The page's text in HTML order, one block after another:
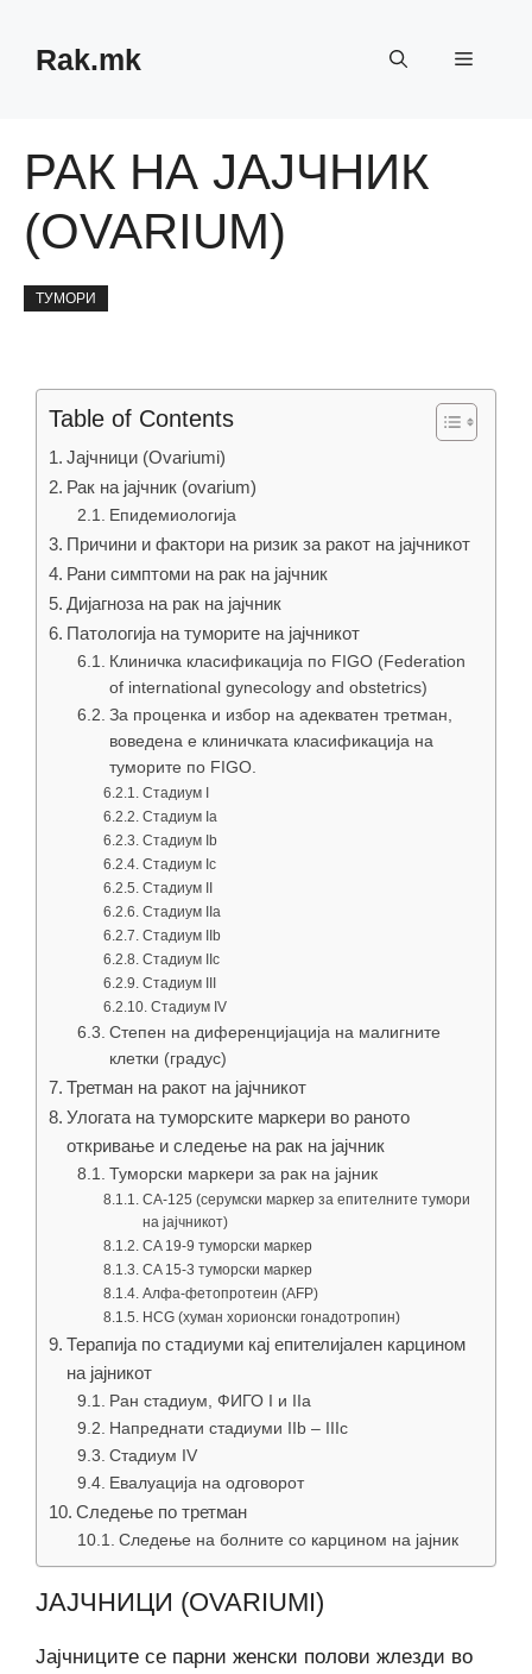
contentRak.mk Menu
РАК НА ЈАЈЧНИК
(OVARIUM)
ТУМОРИ
Table of Contents
Јајчници (Ovariumi)
Рак на јајчник (ovarium)
Епидемиологија
Причини и фактори на ризик за ракот на јајчникот
Рани симптоми на рак на јајчник
Дијагноза на рак на јајчник
Патологија на туморите на јајчникот
Клиничка класификација по FIGO (Federation
of international gynecology and obstetrics)
За проценка и избор на адекватен третман,
воведена е клиничката класификација на
туморите по FIGO.
Стадиум I
Стадиум Ia
Стадиум Ib
Стадиум Ic
Стадиум II
Стадиум IIa
Стадиум IIb
Стадиум IIc
Стадиум III
Стадиум IV
Степен на диференцијација на малигните
клетки (градус)
Третман на ракот на јајчникот
Улогата на туморските маркери во раното
откривање и следење на рак на јајчник
Туморски маркери за рак на јајник
CA-125 (серумски маркер за епителните тумори
на јајчникот)
CA 19-9 туморски маркер
CA 15-3 туморски маркер
Алфа-фетопротеин (AFP)
HCG (хуман хорионски гонадотропин)
Терапија по стадиуми кај епителијален карцином
на јајникот
Ран стадиум, ФИГО I и IIa
Напреднати стадиуми IIb – IIIc
Стадиум IV
Евалуација на одговорот
Следење по третман
Следење на болните со карцином на јајник
ЈАЈЧНИЦИ (OVARIUMI)
Јајчниците се парни женски полови жлезди во